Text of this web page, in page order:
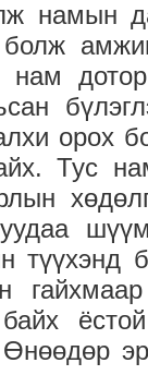
намын
нам
орох
Тус